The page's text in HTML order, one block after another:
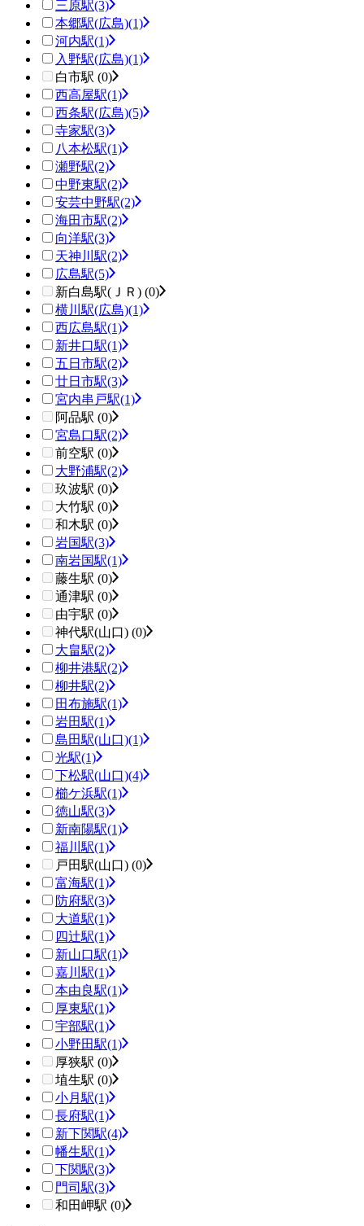
三原駅(3)
本郷駅(広島)(1)
河内駅(1)
入野駅(広島)(1)
白市駅 (0)
西高屋駅(1)
西条駅(広島)(5)
寺家駅(3)
八本松駅(1)
瀬野駅(2)
中野東駅(2)
安芸中野駅(2)
海田市駅(2)
向洋駅(3)
天神川駅(2)
広島駅(5)
新白島駅(ＪＲ) (0)
横川駅(広島)(1)
西広島駅(1)
新井口駅(1)
五日市駅(2)
廿日市駅(3)
宮内串戸駅(1)
阿品駅 (0)
宮島口駅(2)
前空駅 (0)
大野浦駅(2)
玖波駅 (0)
大竹駅 (0)
和木駅 (0)
岩国駅(3)
南岩国駅(1)
藤生駅 (0)
通津駅 (0)
由宇駅 (0)
神代駅(山口) (0)
大畠駅(2)
柳井港駅(2)
柳井駅(2)
田布施駅(1)
岩田駅(1)
島田駅(山口)(1)
光駅(1)
下松駅(山口)(4)
櫛ケ浜駅(1)
徳山駅(3)
新南陽駅(1)
福川駅(1)
戸田駅(山口) (0)
富海駅(1)
防府駅(3)
大道駅(1)
四辻駅(1)
新山口駅(1)
嘉川駅(1)
本由良駅(1)
厚東駅(1)
宇部駅(1)
小野田駅(1)
厚狭駅 (0)
埴生駅 (0)
小月駅(1)
長府駅(1)
新下関駅(4)
幡生駅(1)
下関駅(3)
門司駅(3)
和田岬駅 (0)